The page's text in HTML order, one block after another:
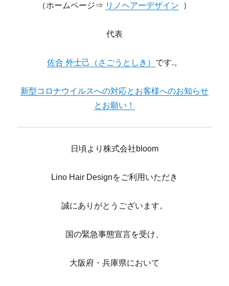
（ホームページ⇒ リノヘアーデザイン ）
代表
佐合 外士己（さごうとしき） です.。
新型コロナウイルスへの対応とお客様へのお知らせ
とお願い！
日頃より株式会社bloom
Lino Hair Designをご利用いただき
誠にありがとうございます。
国の緊急事態宣言を受け、
大阪府・兵庫県において